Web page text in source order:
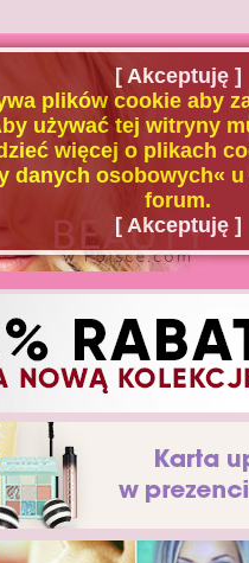
[ Akceptuję ]
plików cookie aby
używać tej witryny
więcej o plikach
danych osobowych« u
forum.
[ Akceptuję ]